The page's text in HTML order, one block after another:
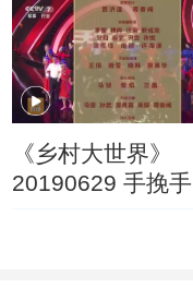
《乡村大世界》
20190629 手挽手